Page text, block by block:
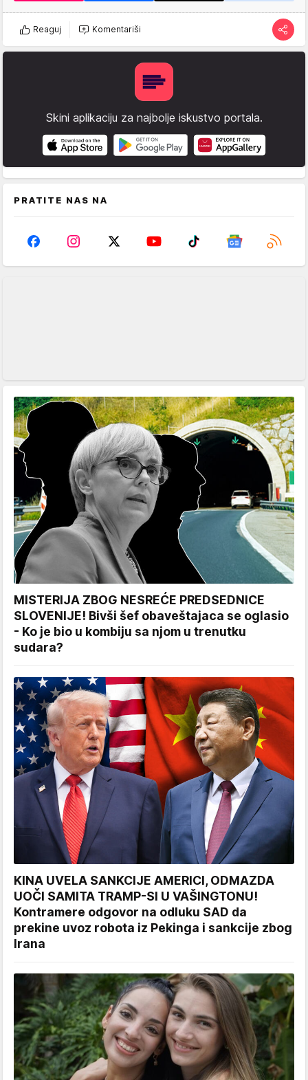
Reaguj Komentariši
Skini aplikaciju za najbolje iskustvo portala.
PRATITE NAS NA
MISTERIJA ZBOG NESREĆE PREDSEDNICE
SLOVENIJE! Bivši šef obaveštajaca se oglasio
- Ko je bio u kombiju sa njom u trenutku
sudara?
KINA UVELA SANKCIJE AMERICI, ODMAZDA
UOČI SAMITA TRAMP-SI U VAŠINGTONU!
Kontramere odgovor na odluku SAD da
prekine uvoz robota iz Pekinga i sankcije zbog
Irana